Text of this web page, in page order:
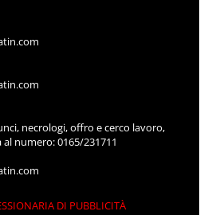
necrologi, offro e cerco lavoro,
numero: 0165/231711
DI PUBBLICITÀ